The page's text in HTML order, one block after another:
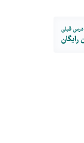
درس قبلی
رایگان